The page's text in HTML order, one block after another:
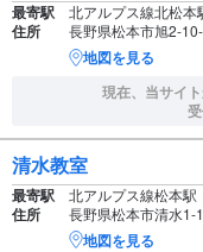
最寄駅 北アルプス線北松本
住所 長野県松本市旭2-
地図を見る
現在、当サイ
清水教室
最寄駅 北アルプス線松本駅
住所 長野県松本市清水1-
地図を見る